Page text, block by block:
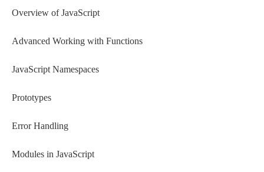
Overview of JavaScript
Advanced Working with Functions
JavaScript Namespaces
Prototypes
Error Handling
Modules in JavaScript